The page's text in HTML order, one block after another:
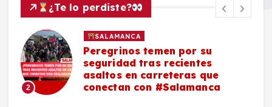
¿Te lo perdiste?
2
SALAMANCA
Peregrinos temen por su
seguridad tras recientes
asaltos en carreteras que
conectan con #Salamanca